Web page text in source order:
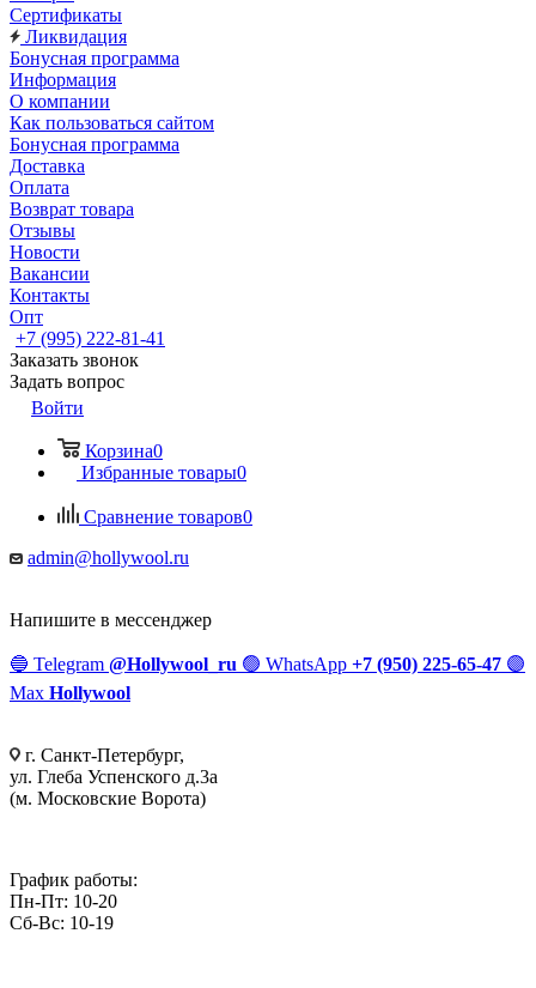
Сертификаты
Ликвидация
Бонусная программа
Информация
О компании
Как пользоваться сайтом
Бонусная программа
Доставка
Оплата
Возврат товара
Отзывы
Новости
Вакансии
Контакты
Опт
+7 (995) 222-81-41
Заказать звонок
Задать вопрос
Войти
Корзина0
Избранные товары0
Сравнение товаров0
admin@hollywool.ru
Напишите в мессенджер
🔵 Telegram @Hollywool_ru 🟢 WhatsApp +7 (950) 225-65-47 🟣
Max Hollywool
г. Санкт-Петербург,
ул. Глеба Успенского д.3а
(м. Московские Ворота)
График работы:
Пн-Пт: 10-20
Сб-Вс: 10-19